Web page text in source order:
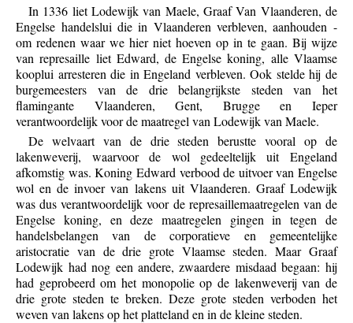
In 1336 liet Lodewijk van Maele, Graaf Van Vlaanderen, de
Engelse handelslui die in Vlaanderen verbleven, aanhouden -
om redenen waar we hier niet hoeven op in te gaan. Bij wijze
van represaille liet Edward, de Engelse koning, alle Vlaamse
kooplui arresteren die in Engeland verbleven. Ook stelde hij de
burgemeesters van de drie belangrijkste steden van het
flamingante Vlaanderen, Gent, Brugge en Ieper
verantwoordelijk voor de maatregel van Lodewijk van Maele.
De welvaart van de drie steden berustte vooral op de
lakenweverij, waarvoor de wol gedeeltelijk uit Engeland
afkomstig was. Koning Edward verbood de uitvoer van Engelse
wol en de invoer van lakens uit Vlaanderen. Graaf Lodewijk
was dus verantwoordelijk voor de represaillemaatregelen van de
Engelse koning, en deze maatregelen gingen in tegen de
handelsbelangen van de corporatieve en gemeentelijke
aristocratie van de drie grote Vlaamse steden. Maar Graaf
Lodewijk had nog een andere, zwaardere misdaad begaan: hij
had geprobeerd om het monopolie op de lakenweverij van de
drie grote steden te breken. Deze grote steden verboden het
weven van lakens op het platteland en in de kleine steden.